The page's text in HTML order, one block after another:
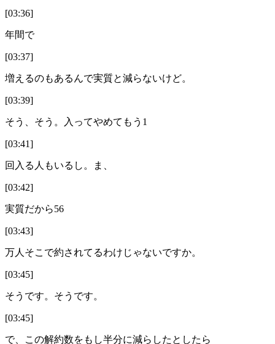
[03:36]
年間で
[03:37]
増えるのもあるんで実質と減らないけど。
[03:39]
そう、そう。入ってやめてもう1
[03:41]
回入る人もいるし。ま、
[03:42]
実質だから56
[03:43]
万人そこで約されてるわけじゃないですか。
[03:45]
そうです。そうです。
[03:45]
で、この解約数をもし半分に減らしたとしたら